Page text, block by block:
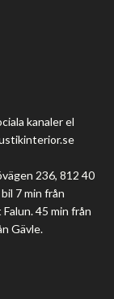
kanaler el
236, 812 40
7 min från
45 min från
Gävle.